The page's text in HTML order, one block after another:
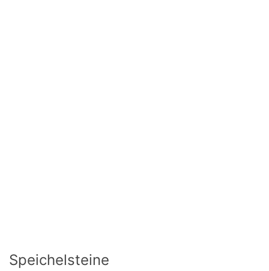
Speichelsteine